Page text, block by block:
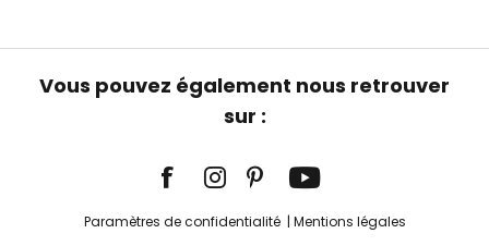
Vous pouvez également nous retrouver
sur :
Paramètres de confidentialité
Mentions légales